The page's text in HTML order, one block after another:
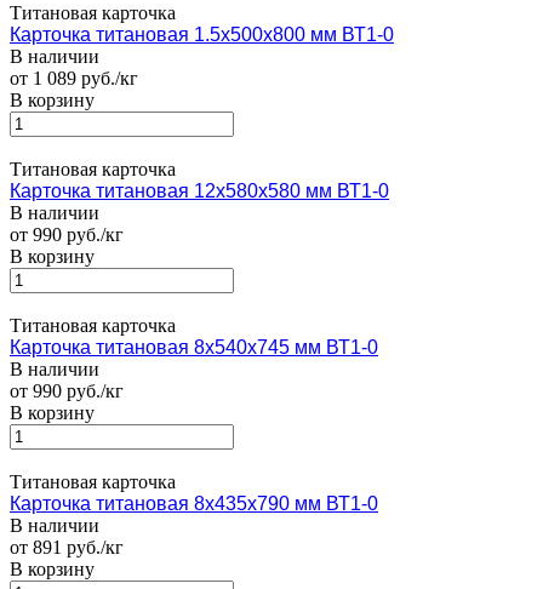
Титановая карточка
Карточка титановая 1.5х500х800 мм ВТ1-0
В наличии
от 1 089 руб./кг
В корзину
Титановая карточка
Карточка титановая 12х580х580 мм ВТ1-0
В наличии
от 990 руб./кг
В корзину
Титановая карточка
Карточка титановая 8х540х745 мм ВТ1-0
В наличии
от 990 руб./кг
В корзину
Титановая карточка
Карточка титановая 8х435х790 мм ВТ1-0
В наличии
от 891 руб./кг
В корзину